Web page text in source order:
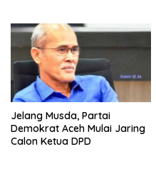
Jelang Musda, Partai
Demokrat Aceh Mulai Jaring
Calon Ketua DPD